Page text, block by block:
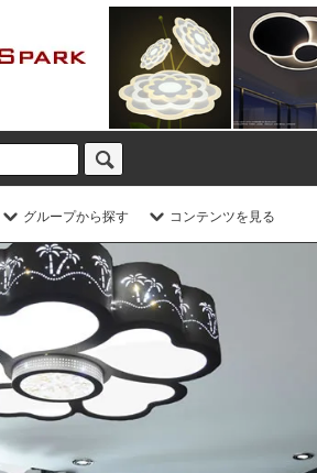
グループから探す コンテンツを見る